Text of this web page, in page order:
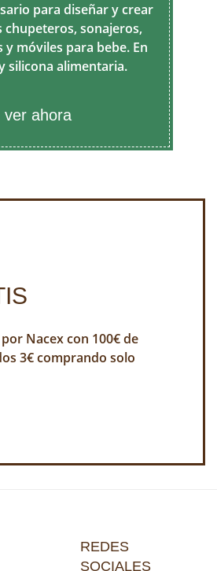
para diseñar y crear
sonajeros,
móviles para bebe. En
silicona alimentaria.
ver ahora
por Nacex con 100€ de
3€ comprando solo
REDES
SOCIALES